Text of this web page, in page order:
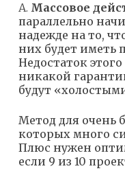
А. Массовое
параллельно
надежде на то,
них будет иметь
Недостаток
никакой
будут
Метод для очень
которых много
Плюс нужен
если 9 из 10